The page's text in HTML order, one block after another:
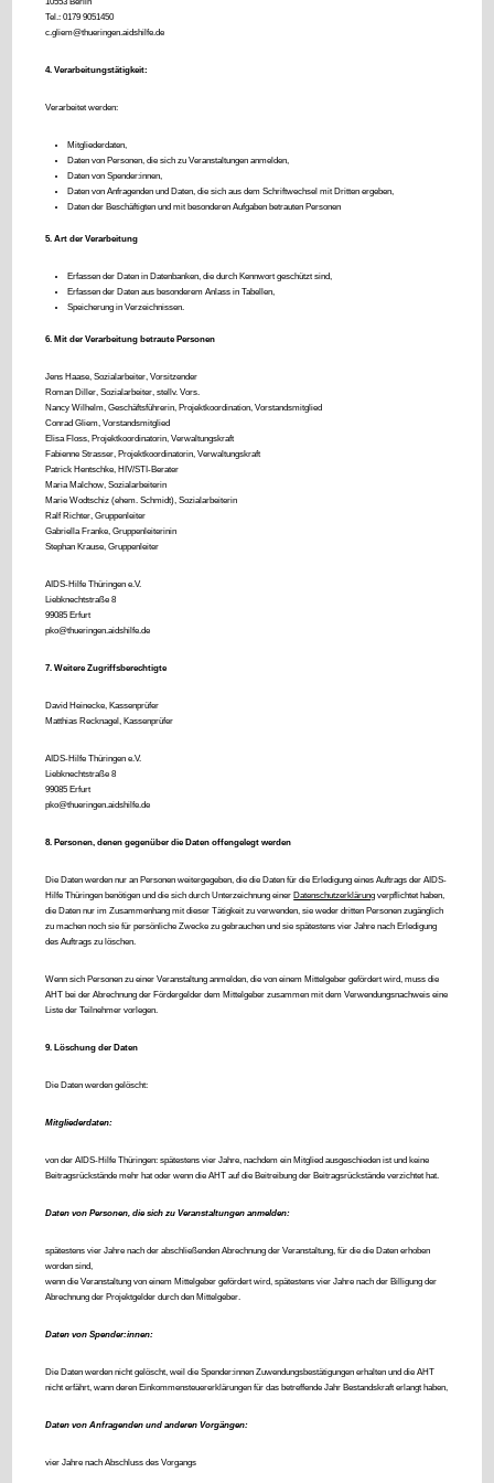
Tel.: 0179 9051450
c.gliem@thueringen.aidshilfe.de
4. Verarbeitungstätigkeit:
Verarbeitet werden:
Mitgliederdaten,
Daten von Personen, die sich zu Veranstaltungen anmelden,
Daten von Spender:innen,
Daten von Anfragenden und Daten, die sich aus dem Schriftwechsel mit Dritten ergeben,
Daten der Beschäftigten und mit besonderen Aufgaben betrauten Personen
5. Art der Verarbeitung
Erfassen der Daten in Datenbanken, die durch Kennwort geschützt sind,
Erfassen der Daten aus besonderem Anlass in Tabellen,
Speicherung in Verzeichnissen.
6. Mit der Verarbeitung betraute Personen
Jens Haase, Sozialarbeiter, Vorsitzender
Roman Diller, Sozialarbeiter, stellv. Vors.
Nancy Wilhelm, Geschäftsführerin, Projektkoordination, Vorstandsmitglied
Conrad Gliem, Vorstandsmitglied
Elisa Floss, Projektkoordinatorin, Verwaltungskraft
Fabienne Strasser, Projektkoordinatorin, Verwaltungskraft
Patrick Hentschke, HIV/STI-Berater
Maria Malchow, Sozialarbeiterin
Marie Wodtschiz (ehem. Schmidt), Sozialarbeiterin
Ralf Richter, Gruppenleiter
Gabriella Franke, Gruppenleiterinin
Stephan Krause, Gruppenleiter
AIDS-Hilfe Thüringen e.V.
Liebknechtstraße 8
99085 Erfurt
pko@thueringen.aidshilfe.de
7. Weitere Zugriffsberechtigte
David Heinecke, Kassenprüfer
Matthias Recknagel, Kassenprüfer
AIDS-Hilfe Thüringen e.V.
Liebknechtstraße 8
99085 Erfurt
pko@thueringen.aidshilfe.de
8. Personen, denen gegenüber die Daten offengelegt werden
Die Daten werden nur an Personen weitergegeben, die die Daten für die Erledigung eines Auftrags der AIDS-
Hilfe Thüringen benötigen und die sich durch Unterzeichnung einer Datenschutzerklärung verpflichtet haben,
die Daten nur im Zusammenhang mit dieser Tätigkeit zu verwenden, sie weder dritten Personen zugänglich
zu machen noch sie für persönliche Zwecke zu gebrauchen und sie spätestens vier Jahre nach Erledigung
des Auftrags zu löschen.
Wenn sich Personen zu einer Veranstaltung anmelden, die von einem Mittelgeber gefördert wird, muss die
AHT bei der Abrechnung der Fördergelder dem Mittelgeber zusammen mit dem Verwendungsnachweis eine
Liste der Teilnehmer vorlegen.
9. Löschung der Daten
Die Daten werden gelöscht:
Mitgliederdaten:
von der AIDS-Hilfe Thüringen: spätestens vier Jahre, nachdem ein Mitglied ausgeschieden ist und keine
Beitragsrückstände mehr hat oder wenn die AHT auf die Beitreibung der Beitragsrückstände verzichtet hat.
Daten von Personen, die sich zu Veranstaltungen anmelden:
spätestens vier Jahre nach der abschließenden Abrechnung der Veranstaltung, für die die Daten erhoben
worden sind,
wenn die Veranstaltung von einem Mittelgeber gefördert wird, spätestens vier Jahre nach der Billigung der
Abrechnung der Projektgelder durch den Mittelgeber.
Daten von Spender:innen:
Die Daten werden nicht gelöscht,weil die Spender:innen Zuwendungsbestätigungen erhalten und die AHT
nicht erfährt, wann deren Einkommensteuererklärungen für das betreffende Jahr Bestandskraft erlangt haben,
Daten von Anfragenden und anderen Vorgängen:
vier Jahre nach Abschluss des Vorgangs